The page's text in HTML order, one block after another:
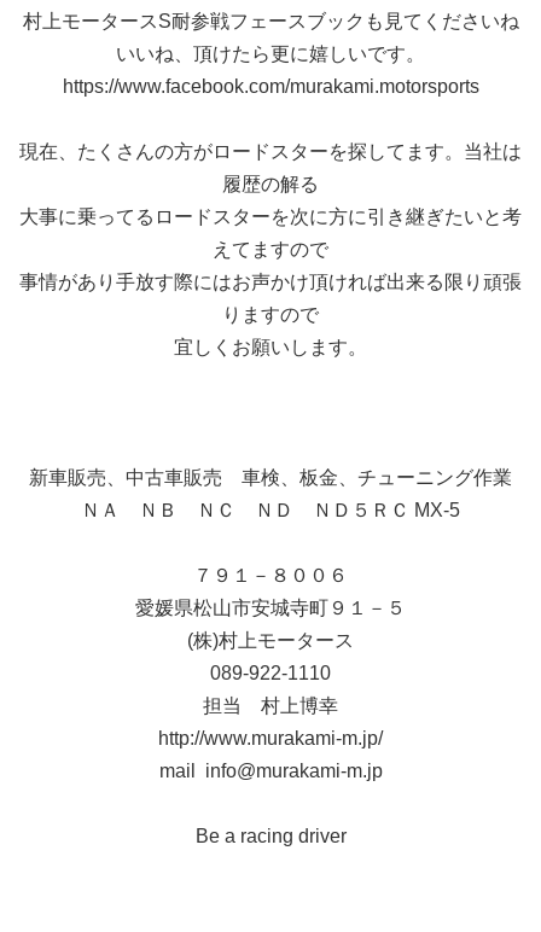
村上モータースS耐参戦フェースブックも見てくださいね
いいね、頂けたら更に嬉しいです。
https://www.facebook.com/murakami.motorsports
現在、たくさんの方がロードスターを探してます。当社は
履歴の解る
大事に乗ってるロードスターを次に方に引き継ぎたいと考
えてますので
事情があり手放す際にはお声かけ頂ければ出来る限り頑張
りますので
宜しくお願いします。
新車販売、中古車販売 車検、板金、チューニング作業
ＮＡ ＮＢ ＮＣ ＮＤ ＮＤ５ＲＣ MX-5
７９１－８００６
愛媛県松山市安城寺町９１－５
(株)村上モータース
089-922-1110
担当 村上博幸
http://www.murakami-m.jp/
mail info@murakami-m.jp
Be a racing driver